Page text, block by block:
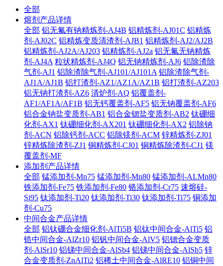
全部
熔剂产品详情
全部 铝无氟有钠精炼剂-AJ4B 铝精炼剂-AJ01C 铝精炼
剂-AJ02C 铝精炼变质清渣剂-AJB1 铝精炼剂-AJ2/AJ2B
铝精炼剂-AJ2A/AJ203 铝精炼剂-AJ2a 铝无氟无钠精炼
剂-AJ4A 粒状精炼剂-AJ4Q 铝无钠精炼剂-AJ6 铝除渣除
气剂-AJ1 铝除渣除气剂-AJ101/AJ101A 铝除渣除气剂-
AJ1A/AJ1B 铝打渣剂-AZ1/AZ1A/AZ1B 铝打渣剂-AZ203
铝无钠打渣剂-AZ6 清炉剂-AQ 铝覆盖剂-
AF1/AF1A/AF1B 铝无钙覆盖剂-AF5 铝无钠覆盖剂-AF6
铝合金钠盐变质剂-AB1 铝合金锶盐变质剂-AB2 钛硼细
化剂-AX1 钛硼细化剂-AX201 钛硼细化剂-AX2 铝除钠
剂-ACN 铝除钙剂-ACC 铝除镁剂-ACM 锌精炼剂-ZJ01
锌精炼除渣剂-ZJ1 铜精炼剂-CJ01 铜精炼除渣剂-CJ1 镁
覆盖剂-MF
添加剂产品详情
全部 锰添加剂-Mn75 锰添加剂-Mn80 锰添加剂-ALMn80
铁添加剂-Fe75 铁添加剂-Fe80 铬添加剂-Cr75 速熔硅-
Si95 钛添加剂-Ti20 钛添加剂-Ti30 钛添加剂-Ti75 铜添加
剂-Cu75
中间合金产品详情
全部 铝钛硼合金细化剂-AlTi5B 铝钛中间合金-AlTi5 铝
锆中间合金-AlZr10 铝钒中间合金-AlV5 铝锶合金变质
剂-AlSr10 铝锑中间合金-AlSb4 铝锑中间合金-AlSb5 锌
合金变质剂-ZnAlTi2 铝稀土中间合金-AlRE10 铝铜中间